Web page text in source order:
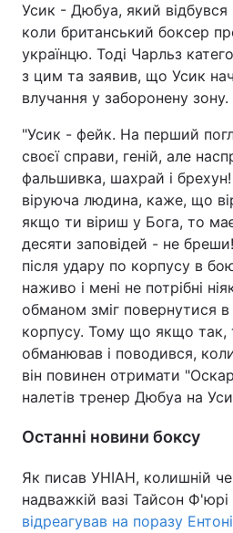
Усик - Дюбуа, який відбувся
коли британський боксер
українцю. Тоді Чарльз
з цим та заявив, що Усик
влучання у заборонену зону.
"Усик - фейк. На перший
своєї справи, геній, але
фальшивка, шахрай і
віруюча людина, каже, що
якщо ти віриш у Бога, то
десяти заповідей - не
після удару по корпусу в
наживо і мені не потрібні
обманом зміг повернутися в
корпусу. Тому що якщо так,
обманював і поводився,
він повинен отримати
налетів тренер Дюбуа на
Останні новини боксу
Як писав УНІАН, колишній
надважкій вазі Тайсон
відреагував на поразу